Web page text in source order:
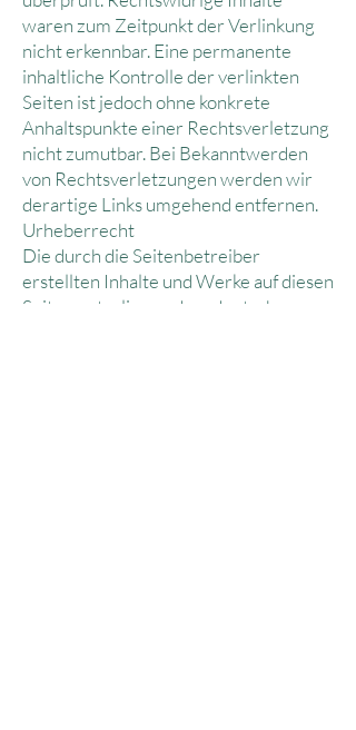
waren zum Zeitpunkt der Verlinkung
nicht erkennbar. Eine permanente
inhaltliche Kontrolle der verlinkten
Seiten ist jedoch ohne konkrete
Anhaltspunkte einer Rechtsverletzung
nicht zumutbar. Bei Bekanntwerden
von Rechtsverletzungen werden wir
derartige Links umgehend entfernen.
Urheberrecht
Die durch die Seitenbetreiber
erstellten Inhalte und Werke auf diesen
Seiten unterliegen dem deutschen